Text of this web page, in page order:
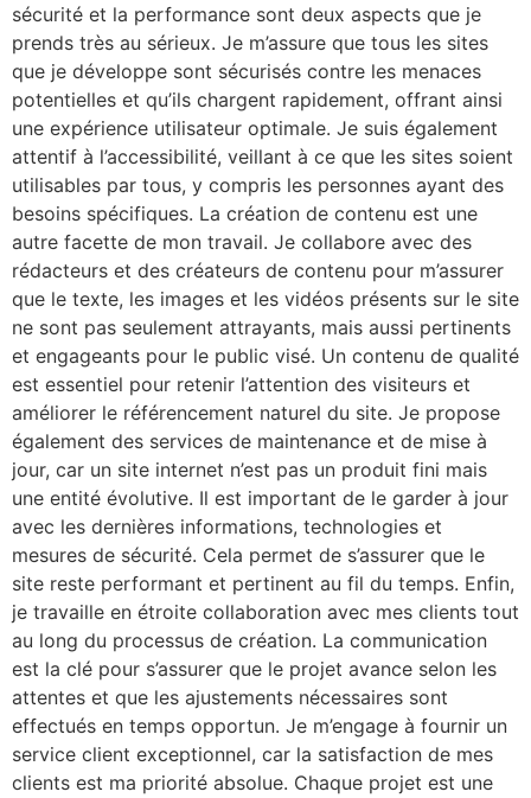
sécurité et la performance sont deux aspects que je
prends très au sérieux. Je m’assure que tous les sites
que je développe sont sécurisés contre les menaces
potentielles et qu’ils chargent rapidement, offrant ainsi
une expérience utilisateur optimale. Je suis également
attentif à l’accessibilité, veillant à ce que les sites soient
utilisables par tous, y compris les personnes ayant des
besoins spécifiques. La création de contenu est une
autre facette de mon travail. Je collabore avec des
rédacteurs et des créateurs de contenu pour m’assurer
que le texte, les images et les vidéos présents sur le site
ne sont pas seulement attrayants, mais aussi pertinents
et engageants pour le public visé. Un contenu de qualité
est essentiel pour retenir l’attention des visiteurs et
améliorer le référencement naturel du site. Je propose
également des services de maintenance et de mise à
jour, car un site internet n’est pas un produit fini mais
une entité évolutive. Il est important de le garder à jour
avec les dernières informations, technologies et
mesures de sécurité. Cela permet de s’assurer que le
site reste performant et pertinent au fil du temps. Enfin,
je travaille en étroite collaboration avec mes clients tout
au long du processus de création. La communication
est la clé pour s’assurer que le projet avance selon les
attentes et que les ajustements nécessaires sont
effectués en temps opportun. Je m’engage à fournir un
service client exceptionnel, car la satisfaction de mes
clients est ma priorité absolue. Chaque projet est une